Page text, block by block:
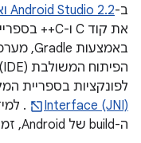
ב-Android Studio 2.2 ואילך
לפונקציות בספריית
Interface (JNI)
ה-build של Android, זמין במאמר